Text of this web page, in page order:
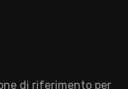
di riferimento per